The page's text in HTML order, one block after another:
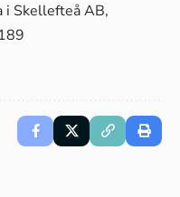
i Skellefteå AB,